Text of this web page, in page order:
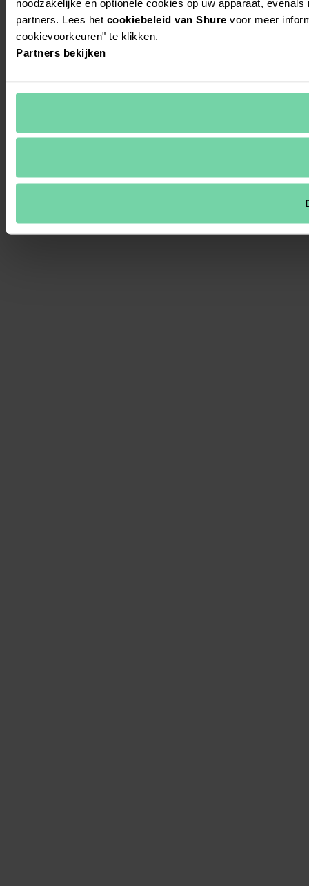
noodzakelijke en optionele cookies op uw apparaat,
partners. Lees het cookiebeleid van Shure voor meer
cookievoorkeuren" te klikken.
Partners bekijken